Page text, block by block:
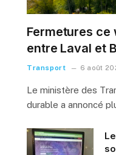
Fermetures ce
entre Laval et
Transport 6 août
Le ministère des
durable a annoncé